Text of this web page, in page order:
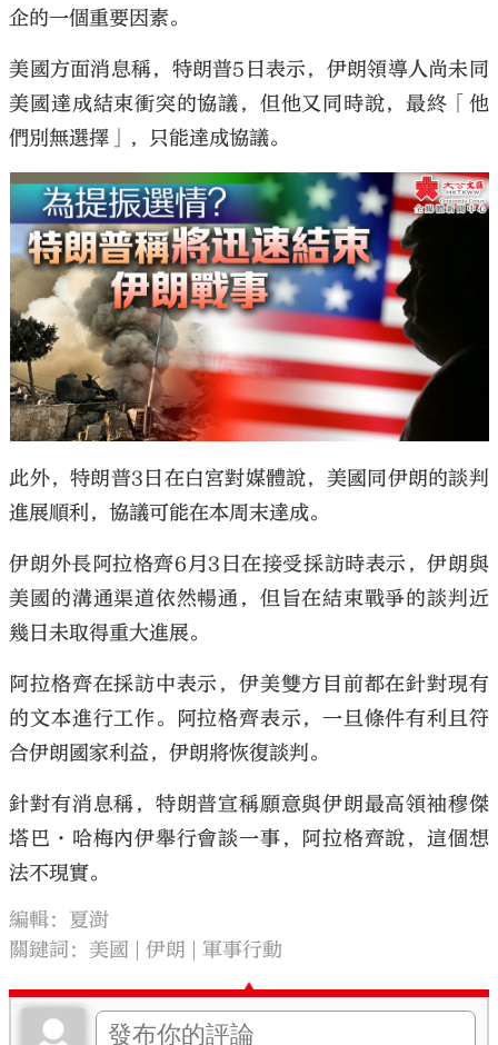
企的一個重要因素。
美國方面消息稱，特朗普5日表示，伊朗領導人尚未同
美國達成結束衝突的協議，但他又同時說，最終「他
們別無選擇」，只能達成協議。
此外，特朗普3日在白宮對媒體說，美國同伊朗的談判
進展順利，協議可能在本周末達成。
伊朗外長阿拉格齊6月3日在接受採訪時表示，伊朗與
美國的溝通渠道依然暢通，但旨在結束戰爭的談判近
幾日未取得重大進展。
阿拉格齊在採訪中表示，伊美雙方目前都在針對現有
的文本進行工作。阿拉格齊表示，一旦條件有利且符
合伊朗國家利益，伊朗將恢復談判。
針對有消息稱，特朗普宣稱願意與伊朗最高領袖穆傑
塔巴·哈梅內伊舉行會談一事，阿拉格齊說，這個想
法不現實。
編輯：夏澍
關鍵詞： 美國 伊朗 軍事行動